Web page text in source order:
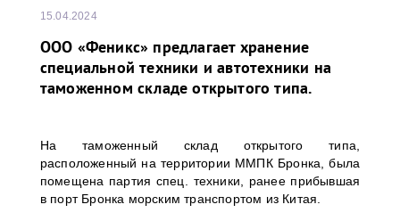
15.04.2024
ООО «Феникс» предлагает хранение
специальной техники и автотехники на
таможенном складе открытого типа.
На таможенный склад открытого типа,
расположенный на территории ММПК Бронка, была
помещена партия спец. техники, ранее прибывшая
в порт Бронка морским транспортом из Китая.